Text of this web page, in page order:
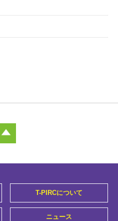
T-PIRCについて
ニュース